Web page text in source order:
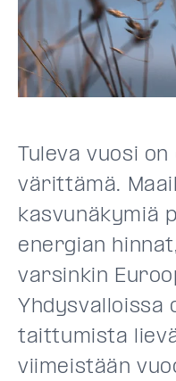
Tuleva vuosi
värittämä.
kasvunäkymiä
energian
varsinkin
Yhdysvalloissa
taittumista
viimeistään